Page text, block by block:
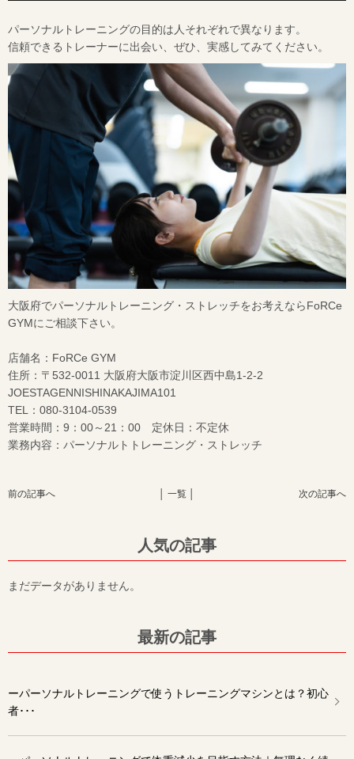
パーソナルトレーニングの目的は人それぞれで異なります。
信頼できるトレーナーに出会い、ぜひ、実感してみてください。
大阪府でパーソナルトレーニング・ストレッチをお考えならFoRCe
GYMにご相談下さい。
店舗名：FoRCe GYM
住所：〒532-0011 大阪府大阪市淀川区西中島1-2-2
JOESTAGENNISHINAKAJIMA101
TEL：080-3104-0539
営業時間：9：00～21：00 定休日：不定休
業務内容：パーソナルトトレーニング・ストレッチ
前の記事へ 次の記事へ
│ 一覧 │
人気の記事
まだデータがありません。
最新の記事
ーパーソナルトレーニングで使うトレーニングマシンとは？初心
者･･･